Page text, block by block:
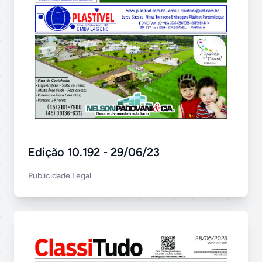
Edição 10.192 - 29/06/23
Publicidade Legal